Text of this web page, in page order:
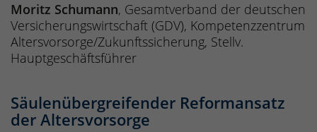
Moritz Schumann, Gesamtverband der deutschen
Versicherungswirtschaft (GDV), Kompetenzzentrum
Altersvorsorge/Zukunftssicherung, Stellv.
Hauptgeschäftsführer
Säulenübergreifender Reformansatz
der Altersvorsorge